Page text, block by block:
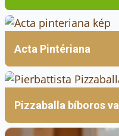
Acta Pintériana
Pizzaballa bíboros